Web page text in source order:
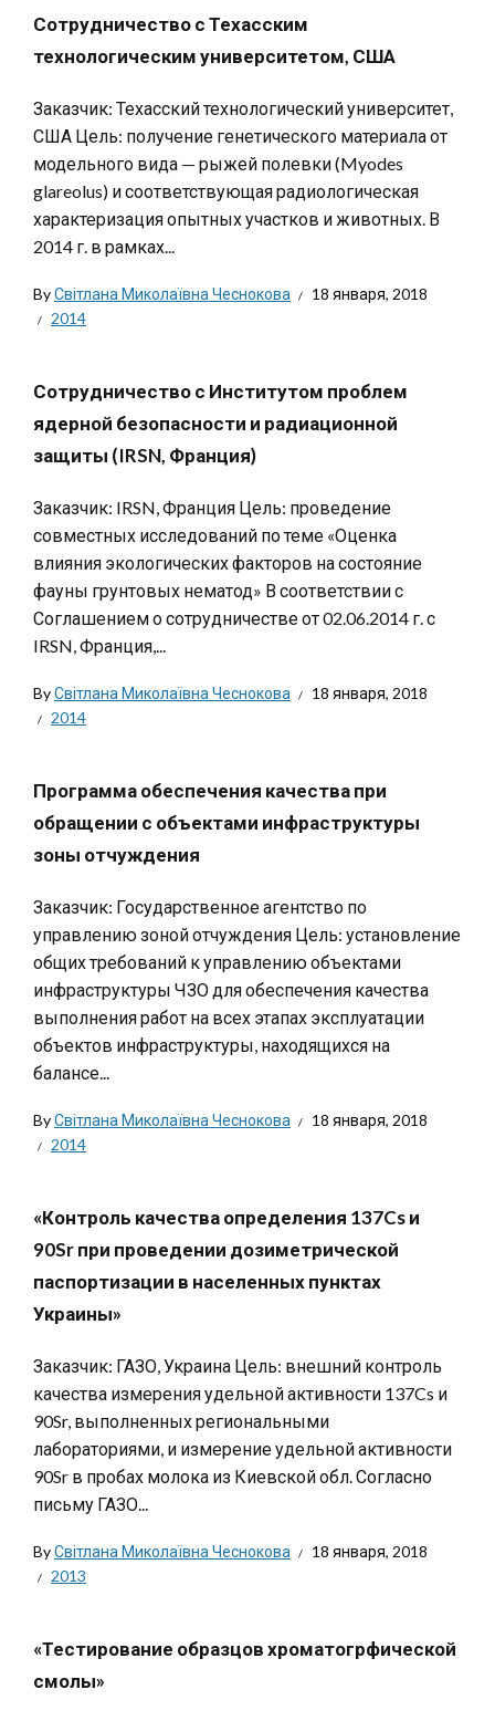
Сотрудничество с Техасским
технологическим университетом, США
Заказчик: Техасский технологический университет,
США Цель: получение генетического материала от
модельного вида — рыжей полевки (Myodes
glareolus) и соответствующая радиологическая
характеризация опытных участков и животных. В
2014 г. в рамках...
ByСвітлана Миколаївна Чеснокова
18 января, 2018
2014
Сотрудничество с Институтом проблем
ядерной безопасности и радиационной
защиты (IRSN, Франция)
Заказчик: IRSN, Франция Цель: проведение
совместных исследований по теме «Оценка
влияния экологических факторов на состояние
фауны грунтовых нематод» В соответствии с
Соглашением о сотрудничестве от 02.06.2014 г. с
IRSN, Франция,...
ByСвітлана Миколаївна Чеснокова
18 января, 2018
2014
Программа обеспечения качества при
обращении с объектами инфраструктуры
зоны отчуждения
Заказчик: Государственное агентство по
управлению зоной отчуждения Цель: установление
общих требований к управлению объектами
инфраструктуры ЧЗО для обеспечения качества
выполнения работ на всех этапах эксплуатации
объектов инфраструктуры, находящихся на
балансе...
ByСвітлана Миколаївна Чеснокова
18 января, 2018
2014
«Контроль качества определения 137Cs и
90Sr при проведении дозиметрической
паспортизации в населенных пунктах
Украины»
Заказчик: ГАЗО, Украина Цель: внешний контроль
качества измерения удельной активности 137Cs и
90Sr, выполненных региональными
лабораториями, и измерение удельной активности
90Sr в пробах молока из Киевской обл. Согласно
письму ГАЗО...
ByСвітлана Миколаївна Чеснокова
18 января, 2018
2013
«Тестирование образцов хроматогрфической
смолы»